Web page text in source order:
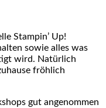
Stampin’ Up!
sowie alles was
wird. Natürlich
fröhlich
gut angenommen